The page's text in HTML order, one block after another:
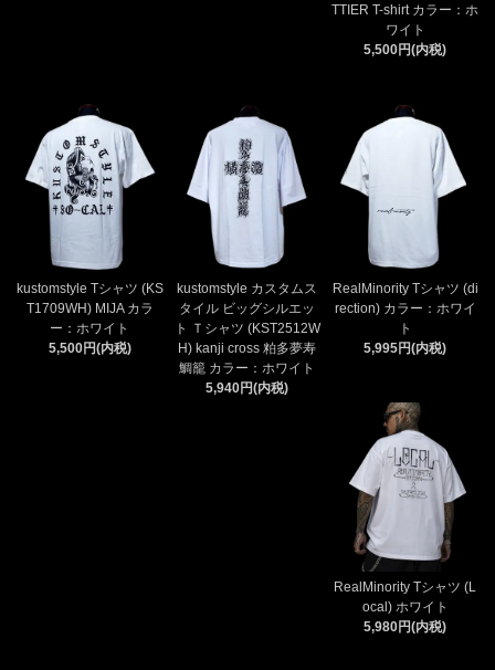
TTIER T-shirt カラー：ホ
ワイト
5,500円(内税)
kustomstyle Tシャツ (KS
T1709WH) MIJA カラ
ー：ホワイト
5,500円(内税)
kustomstyle カスタムス
タイル ビッグシルエッ
ト Ｔシャツ (KST2512W
H) kanji cross 粕多夢寿
鯛籠 カラー：ホワイト
5,940円(内税)
RealMinority Tシャツ (di
rection) カラー：ホワイ
ト
5,995円(内税)
RealMinority Tシャツ (L
ocal) ホワイト
5,980円(内税)